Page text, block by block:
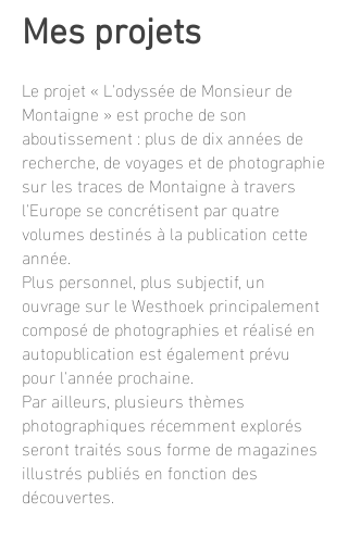
Mes projets
Le projet « L'odyssée de Monsieur de
Montaigne » est proche de son
aboutissement : plus de dix années de
recherche, de voyages et de photographie
sur les traces de Montaigne à travers
l'Europe se concrétisent par quatre
volumes destinés à la publication cette
année.
Plus personnel, plus subjectif, un
ouvrage sur le Westhoek principalement
composé de photographies et réalisé en
autopublication est également prévu
pour l'année prochaine.
Par ailleurs, plusieurs thèmes
photographiques récemment explorés
seront traités sous forme de magazines
illustrés publiés en fonction des
découvertes.